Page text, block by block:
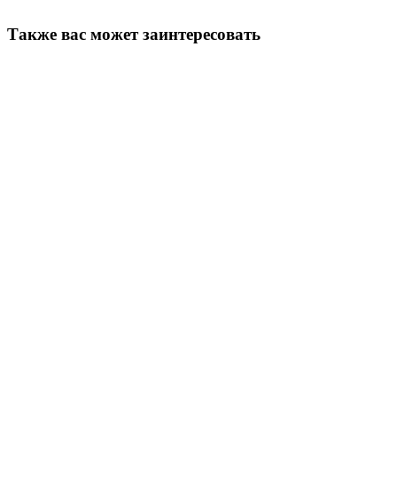
Также вас может заинтересовать